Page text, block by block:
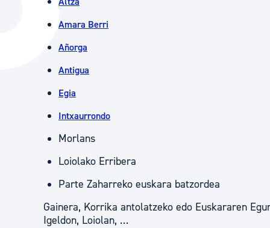
Amara Berri
Añorga
Antigua
Egia
Intxaurrondo
Morlans
Loiolako Erribera
Parte Zaharreko euskara batzordea
Gainera, Korrika antolatzeko edo Euskararen
Igeldon, Loiolan, …